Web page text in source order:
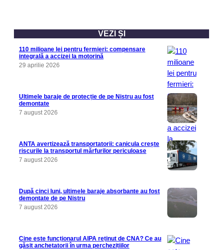
VEZI ȘI
110 milioane lei pentru fermieri: compensare
integrală a accizei la motorină
29 aprilie 2026
Ultimele baraje de protecție de pe Nistru au fost
demontate
7 august 2026
ANTA avertizează transportatorii: canicula crește
riscurile la transportul mărfurilor periculoase
7 august 2026
După cinci luni, ultimele baraje absorbante au fost
demontate de pe Nistru
7 august 2026
Cine este funcționarul AIPA reținut de CNA? Ce au
găsit anchetatorii în urma perchezițiilor